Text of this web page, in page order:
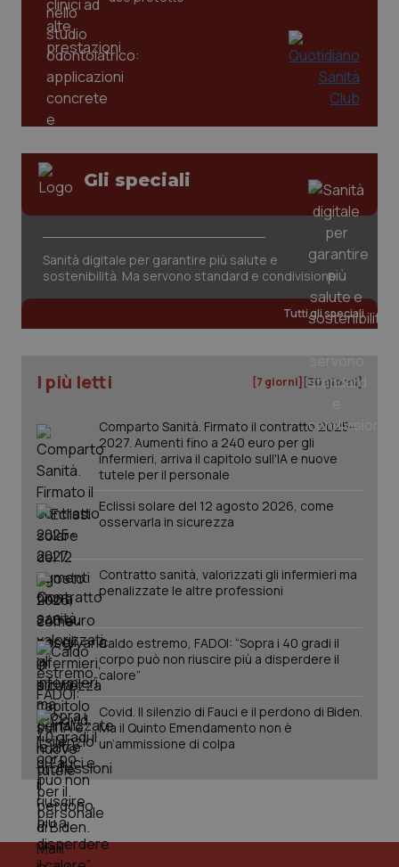
Gli speciali
Sanità digitale per garantire più salute e
sostenibilità. Ma servono standard e condivisione
Tutti gli speciali
I più letti [7 giorni] [30 giorni]
Comparto Sanità. Firmato il contratto 2025-
2027. Aumenti fino a 240 euro per gli
infermieri, arriva il capitolo sull'IA e nuove
tutele per il personale
Eclissi solare del 12 agosto 2026, come
osservarla in sicurezza
Contratto sanità, valorizzati gli infermieri ma
penalizzate le altre professioni
Caldo estremo, FADOI: “Sopra i 40 gradi il
corpo può non riuscire più a disperdere il
calore”
Covid. Il silenzio di Fauci e il perdono di Biden.
Ma il Quinto Emendamento non è
un’ammissione di colpa
_ga
Google LLC
.quotidianosanita.it
PHPSESSID
www.quotidianosanita.it
_ga_KM60CM4NPH